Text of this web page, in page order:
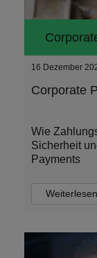
16 Dezember
Corporate
Wie
Sicherheit
Payments
Weiterlesen